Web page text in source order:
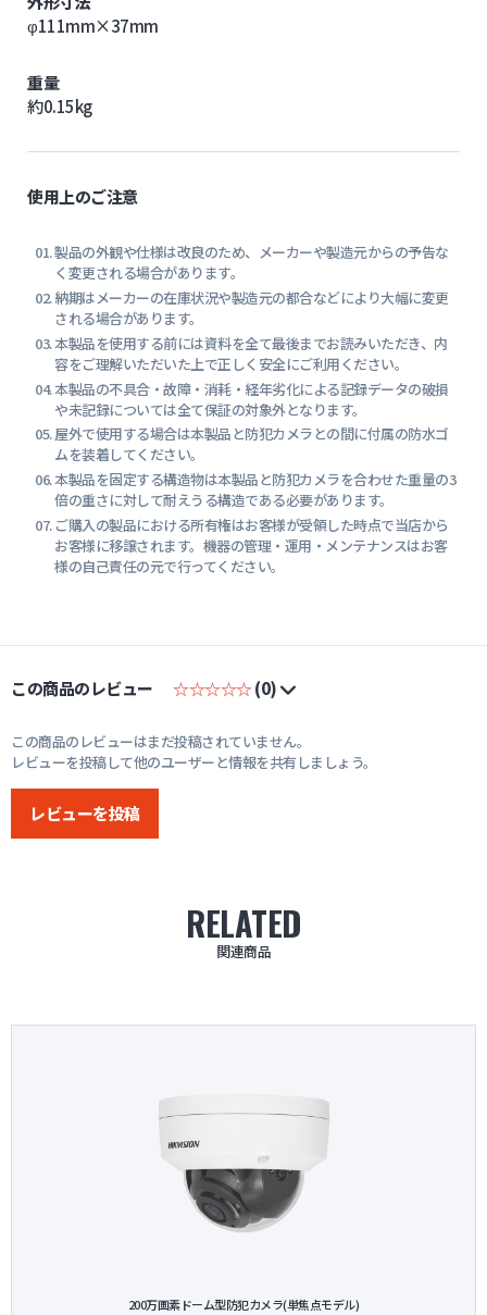
φ111mm×37mm
重量
約0.15kg
使用上のご注意
製品の外観や仕様は改良のため、メーカーや製造元からの予告な
く変更される場合があります。
納期はメーカーの在庫状況や製造元の都合などにより大幅に変更
される場合があります。
本製品を使用する前には資料を全て最後までお読みいただき、内
容をご理解いただいた上で正しく安全にご利用ください。
本製品の不具合・故障・消耗・経年劣化による記録データの破損
や未記録については全て保証の対象外となります。
屋外で使用する場合は本製品と防犯カメラとの間に付属の防水ゴ
ムを装着してください。
本製品を固定する構造物は本製品と防犯カメラを合わせた重量の3
倍の重さに対して耐えうる構造である必要があります。
ご購入の製品における所有権はお客様が受領した時点で当店から
お客様に移譲されます。機器の管理・運用・メンテナンスはお客
様の自己責任の元で行ってください。
この商品のレビュー ☆☆☆☆☆(0)
この商品のレビューはまだ投稿されていません。
レビューを投稿して他のユーザーと情報を共有しましょう。
レビューを投稿
RELATED
関連商品
200万画素ドーム型防犯カメラ(単焦点モデル)